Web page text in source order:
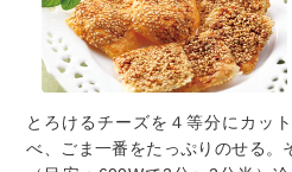
とろけるチーズを４等分にカッ
べ、ごま一番をたっぷりのせる。